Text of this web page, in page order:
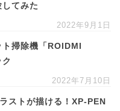
てみた
2022年9月1日
掃除機「ROIDMI
2022年7月10日
ストが描ける！XP-PEN